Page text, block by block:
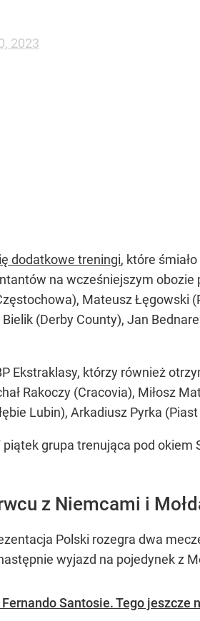
2023
dodatkowe treningi, które
na wcześniejszym obozie
Mateusz Łęgowski
(Derby County), Jan
Ekstraklasy, którzy również
Rakoczy (Cracovia), Miłosz
Lubin), Arkadiusz Pyrka
grupa trenująca pod
z Niemcami i
Polski rozegra dwa
wyjazd na pojedynek z
Santosie. Tego jeszcze